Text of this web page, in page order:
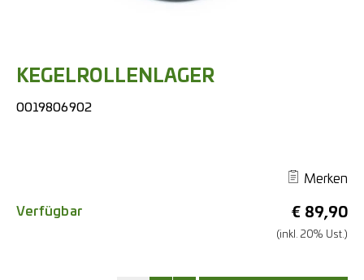
KEGELROLLENLAGER
0019806902
Merken
€ 89,90
(inkl. 20% Ust.)
Verfügbar